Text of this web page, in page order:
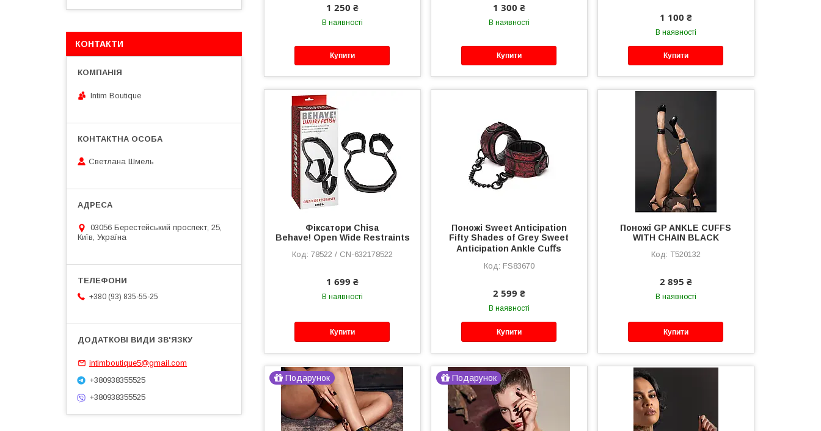
1 250 ₴
В наявності
Купити
1 300 ₴
В наявності
Купити
1 100 ₴
В наявності
Купити
Фіксатори Chisa
Behave! Open Wide Restraints
78522 / CN-632178522
1 699 ₴
В наявності
Купити
Поножі Sweet Anticipation
Fifty Shades of Grey Sweet
Anticipation Ankle Cuﬀs
FS83670
2 599 ₴
В наявності
Купити
Поножі GP ANKLE CUFFS
WITH CHAIN BLACK
T520132
2 895 ₴
В наявності
Купити
Подарунок Подарунок
КОНТАКТИ
Intim Boutique
Светлана Шмель
03056 Берестейський проспект, 25,
Київ, Україна
+380 (93) 835-55-25
intimboutique5@gmail.com
+380938355525
+380938355525